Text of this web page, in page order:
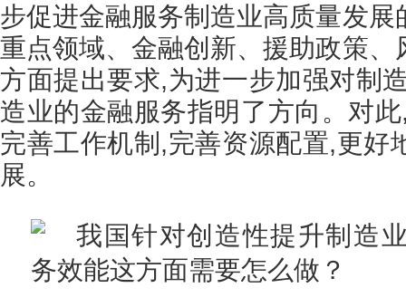
步促进金融服务制造业高质量发
重点领域、金融创新、援助政策
方面提出要求,为进一步加强对制
造业的金融服务指明了方向。对
完善工作机制,完善资源配置,更好
展。